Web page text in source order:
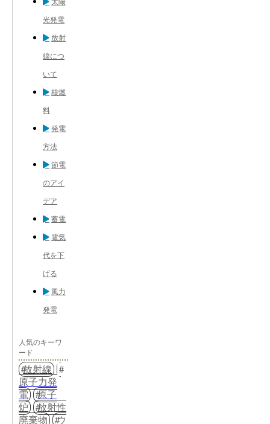
太陽
光発電
放射
線につ
いて
核燃
料
発電
方法
節電
のアイ
デア
蓄電
電気
代を下
げる
風力
発電
人気のキーワ
ード
放射線
原子力発
電
原子
炉
放射性
廃棄物
ウ